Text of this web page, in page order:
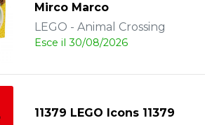
Mirco Marco
LEGO - Animal Crossing
Esce il 30/08/2026
11379 LEGO Icons 11379